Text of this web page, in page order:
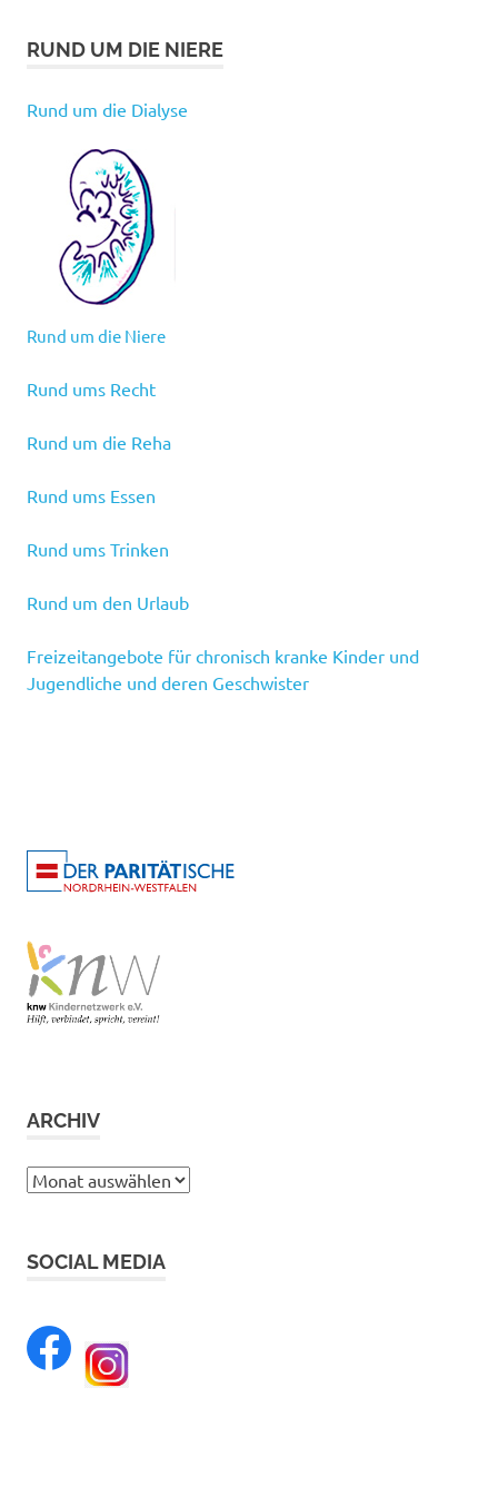
RUND UM DIE NIERE
Rund um die Dialyse
Rund um die Niere
Rund ums Recht
Rund um die Reha
Rund ums Essen
Rund ums Trinken
Rund um den Urlaub
Freizeitangebote für chronisch kranke Kinder und
Jugendliche und deren Geschwister
ARCHIV
Archiv
SOCIAL MEDIA